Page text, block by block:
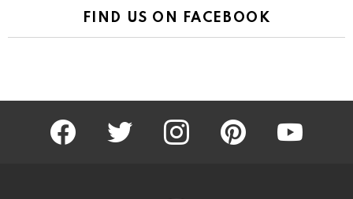
FIND US ON FACEBOOK
facebook twitter instagram pinterest youtube